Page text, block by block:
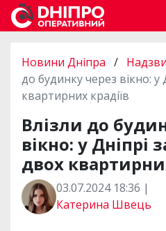
Новини Дніпра /
до будинку через вікно:
квартирних крадіїв
Влізли до
вікно: у Дніпрі
двох
03.07.2024 18:36 |
Катерина Швець